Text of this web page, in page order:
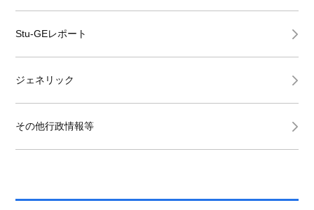
Stu-GEレポート
ジェネリック
その他行政情報等